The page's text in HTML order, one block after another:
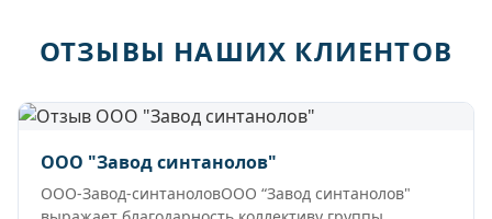
ОТЗЫВЫ НАШИХ КЛИЕНТОВ
ООО "Завод синтанолов"
ООО-Завод-синтаноловООО “Завод синтанолов"